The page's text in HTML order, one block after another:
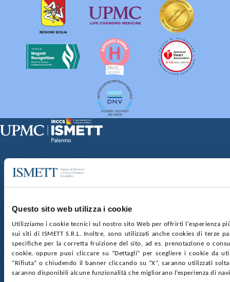
Questo sito web utilizza i cookie
Utilizziamo i cookie tecnici sul nostro sito Web per offrirti l'esperienza
sui siti di ISMETT S.R.L. Inoltre, sono utilizzati anche cookies di terze
specifiche per la corretta fruizione del sito, ad es. prenotazione o
cookie, oppure puoi cliccare su “Dettagli” per scegliere i cookie da
“Rifiuta” o chiudendo il banner cliccando su “X”, saranno utilizzati
saranno disponibili alcune funzionalità che migliorano l’esperienza di
Via Discesa dei Giudici 4 90133 Palermo
nr. REA PA-201818 P.I. 04544550827
SOCIETÀ TRASPARENTE WHISTLEBLOWING
GARE E CONTRATTIPRIVACYCOOKIE POLICY
SOSTIENICIMAPPA DEL SITOACCESSIBILITÀ
CONTATTI